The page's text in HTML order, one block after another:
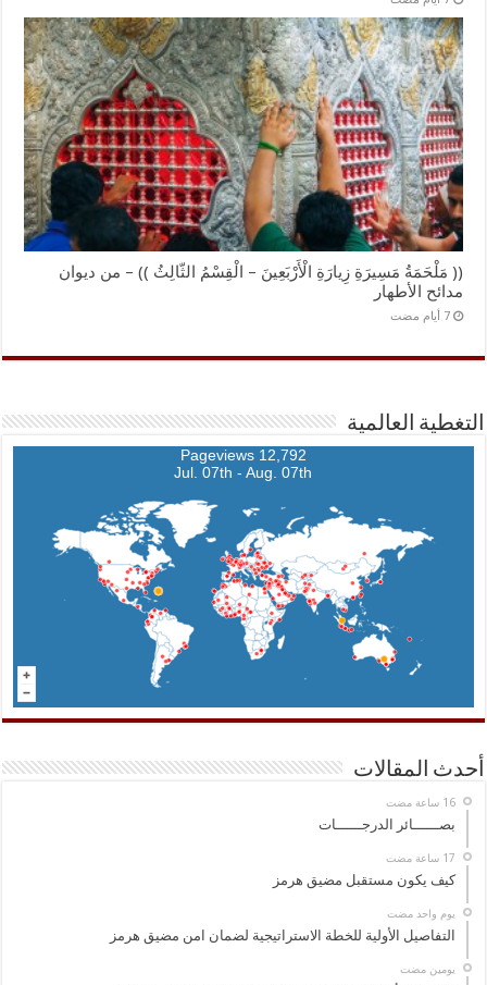
(( مَلْحَمَةُ مَسِيرَةِ زِيارَةِ الْأَرْبَعِينَ – الْقِسْمُ الثّالِثُ )) – من ديوان
مدائح الأطهار
‏7 أيام مضت
التغطية العالمية
12,792 Pageviews
Jul. 07th - Aug. 07th
أحدث المقالات
‏16 ساعة مضت
بصــــــائر الدرجــــــات
كيف يكون مستقبل مضيق هرمز
‏يوم واحد مضت
التفاصيل الأولية للخطة الاستراتيجية لضمان امن مضيق هرمز
‏يومين مضت